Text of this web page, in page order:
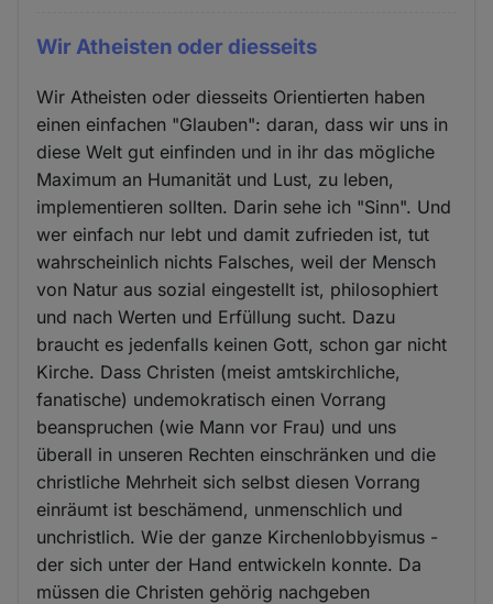
Wir Atheisten oder diesseits
Wir Atheisten oder diesseits Orientierten haben
einen einfachen "Glauben": daran, dass wir uns in
diese Welt gut einfinden und in ihr das mögliche
Maximum an Humanität und Lust, zu leben,
implementieren sollten. Darin sehe ich "Sinn". Und
wer einfach nur lebt und damit zufrieden ist, tut
wahrscheinlich nichts Falsches, weil der Mensch
von Natur aus sozial eingestellt ist, philosophiert
und nach Werten und Erfüllung sucht. Dazu
braucht es jedenfalls keinen Gott, schon gar nicht
Kirche. Dass Christen (meist amtskirchliche,
fanatische) undemokratisch einen Vorrang
beanspruchen (wie Mann vor Frau) und uns
überall in unseren Rechten einschränken und die
christliche Mehrheit sich selbst diesen Vorrang
einräumt ist beschämend, unmenschlich und
unchristlich. Wie der ganze Kirchenlobbyismus -
der sich unter der Hand entwickeln konnte. Da
müssen die Christen gehörig nachgeben